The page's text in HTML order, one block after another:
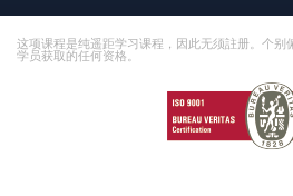
这项课程是纯遥距学习课程，因此无须註册。个别
学员获取的任何资格。